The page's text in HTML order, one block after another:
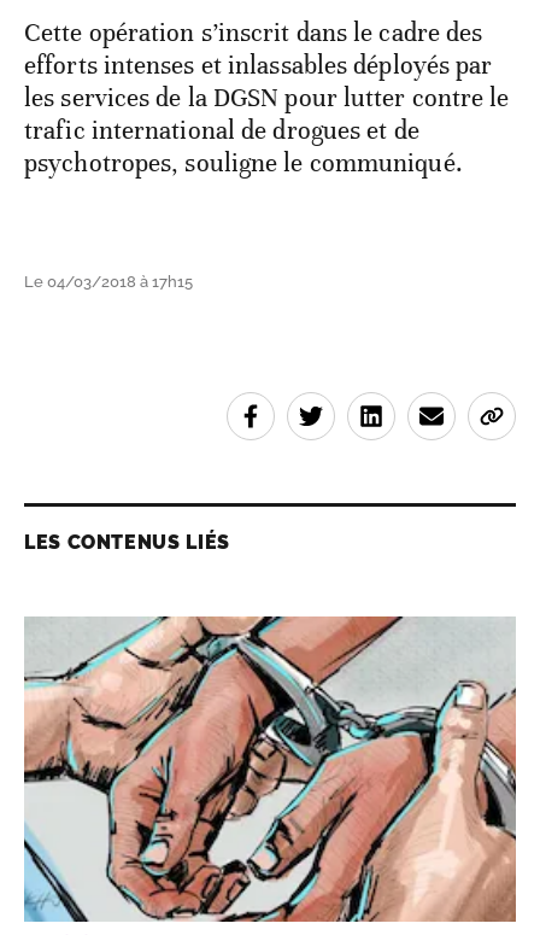
Cette opération s’inscrit dans le cadre des
efforts intenses et inlassables déployés par
les services de la DGSN pour lutter contre le
trafic international de drogues et de
psychotropes, souligne le communiqué.
Le 04/03/2018 à 17h15
LES CONTENUS LIÉS